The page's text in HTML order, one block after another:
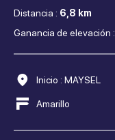
Distancia : 6,8 km
Ganancia de elevación :
Inicio : MAYSEL
Amarillo